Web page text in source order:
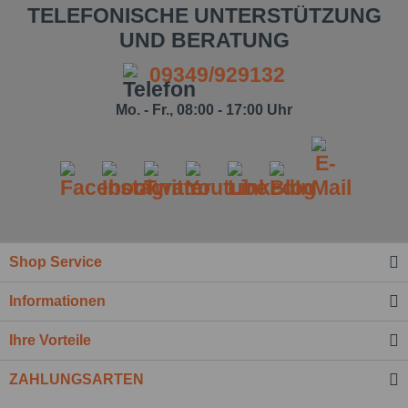
Kenntnis genommen.*
TELEFONISCHE UNTERSTÜTZUNG
UND BERATUNG
09349/929132
Mo. - Fr., 08:00 - 17:00 Uhr
Shop Service
Informationen
Ihre Vorteile
ZAHLUNGSARTEN